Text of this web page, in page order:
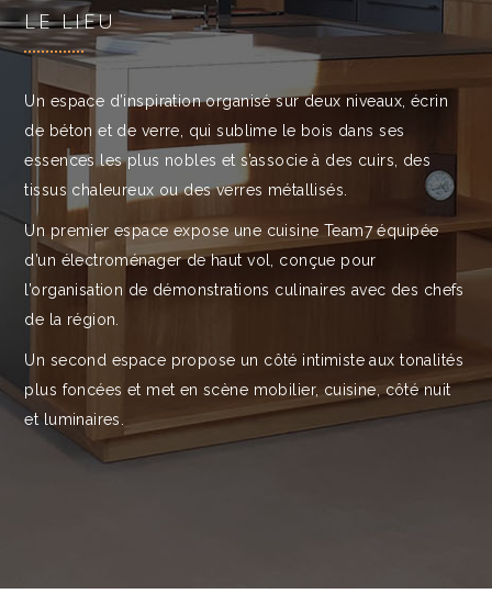
LE LIEU
Un espace d’inspiration organisé sur deux niveaux, écrin
de béton et de verre, qui sublime le bois dans ses
essences les plus nobles et s’associe à des cuirs, des
tissus chaleureux ou des verres métallisés.
Un premier espace expose une cuisine Team7 équipée
d’un électroménager de haut vol, conçue pour
l’organisation de démonstrations culinaires avec des chefs
de la région.
Un second espace propose un côté intimiste aux tonalités
plus foncées et met en scène mobilier, cuisine, côté nuit
et luminaires.